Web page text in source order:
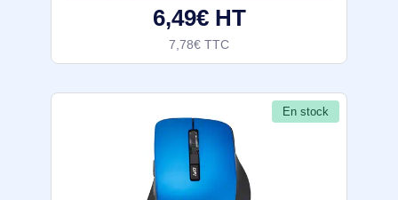
6,49€ HT
7,78€ TTC
En stock